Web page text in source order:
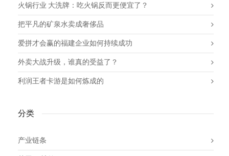
火锅行业 大洗牌：吃火锅反而更便宜了？
把平凡的矿泉水卖成奢侈品
爱拼才会赢的福建企业如何持续成功
外卖大战升级，谁真的受益了？
利润王者卡游是如何炼成的
分类
产业链条